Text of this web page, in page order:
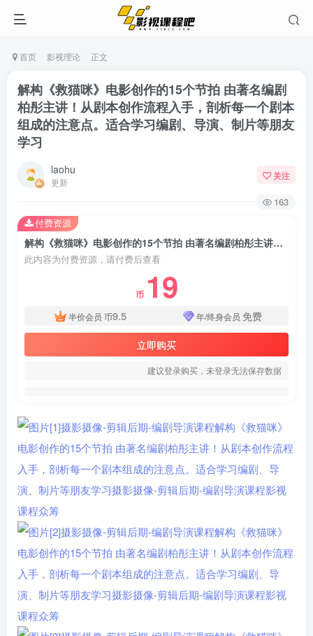
首页 影视理论 正文
解构《救猫咪》电影创作的15个节拍 由著名编剧
柏彤主讲！从剧本创作流程入手，剖析每一个剧本
组成的注意点。适合学习编剧、导演、制片等朋友
学习
laohu
更新
关注
163
解构《救猫咪》电影创作的15个节拍 由著名编剧柏彤主讲！从剧本创作流程入手，剖析每一个剧本组成的注意点。适合学习编剧、导演、制片等朋友学习
此内容为付费资源，请付费后查看
币 19
半价会员 币9.5 年/终身会员 免费
立即购买
建议登录购买，未登录无法保存数据
付费资源